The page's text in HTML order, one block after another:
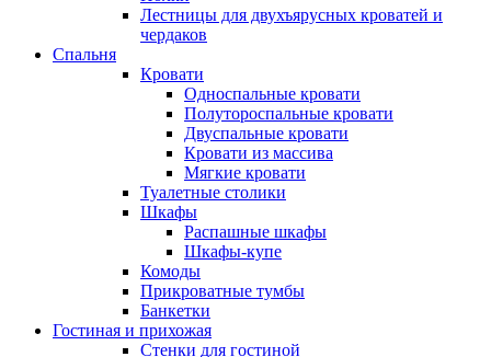
Лестницы для двухъярусных кроватей и
чердаков
Спальня
Кровати
Односпальные кровати
Полутороспальные кровати
Двуспальные кровати
Кровати из массива
Мягкие кровати
Туалетные столики
Шкафы
Распашные шкафы
Шкафы-купе
Комоды
Прикроватные тумбы
Банкетки
Гостиная и прихожая
Стенки для гостиной